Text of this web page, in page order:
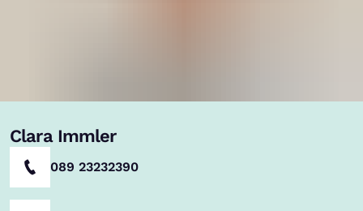
Clara Immler
089 23232390